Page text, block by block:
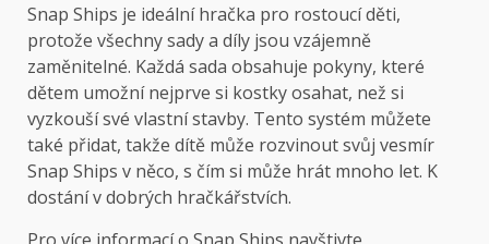
Snap Ships je ideální hračka pro rostoucí děti,
protože všechny sady a díly jsou vzájemně
zaměnitelné. Každá sada obsahuje pokyny, které
dětem umožní nejprve si kostky osahat, než si
vyzkouší své vlastní stavby. Tento systém můžete
také přidat, takže dítě může rozvinout svůj vesmír
Snap Ships v něco, s čím si může hrát mnoho let. K
dostání v dobrých hračkářstvích.